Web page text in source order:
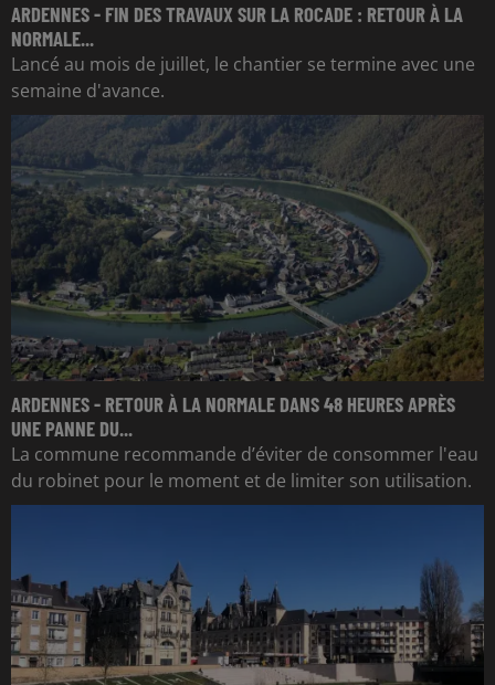
ARDENNES - FIN DES TRAVAUX SUR LA ROCADE : RETOUR À LA
NORMALE...
Lancé au mois de juillet, le chantier se termine avec une
semaine d'avance.
ARDENNES - RETOUR À LA NORMALE DANS 48 HEURES APRÈS
UNE PANNE DU...
La commune recommande d’éviter de consommer l'eau
du robinet pour le moment et de limiter son utilisation.